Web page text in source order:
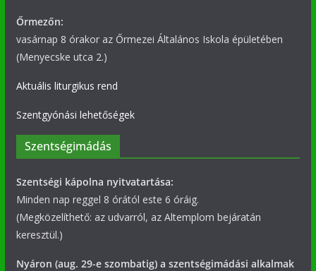
Őrmezőn:
vasárnap 8 órakor az Őrmezei Általános Iskola épületében
(Menyecske utca 2.)
Aktuális liturgikus rend
Szentgyónási lehetőségek
Szentségimádás
Szentségi kápolna nyitvatartása:
Minden nap reggel 8 órától este 6 óráig.
(Megközelíthető: az udvarról, az Altemplom bejáratán
keresztül.)
Nyáron (aug. 29-e szombatig) a szentségimádási alkalmak